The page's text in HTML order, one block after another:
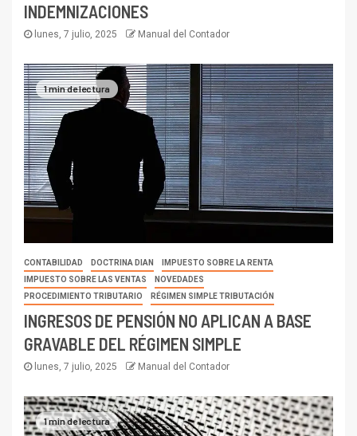
INDEMNIZACIONES
lunes, 7 julio, 2025 Manual del Contador
1 min de lectura
CONTABILIDAD DOCTRINA DIAN
IMPUESTO SOBRE LA RENTA
IMPUESTO SOBRE LAS VENTAS
NOVEDADES
PROCEDIMIENTO TRIBUTARIO
RÉGIMEN SIMPLE TRIBUTACIÓN
INGRESOS DE PENSIÓN NO APLICAN A BASE
GRAVABLE DEL RÉGIMEN SIMPLE
lunes, 7 julio, 2025 Manual del Contador
1 min de lectura